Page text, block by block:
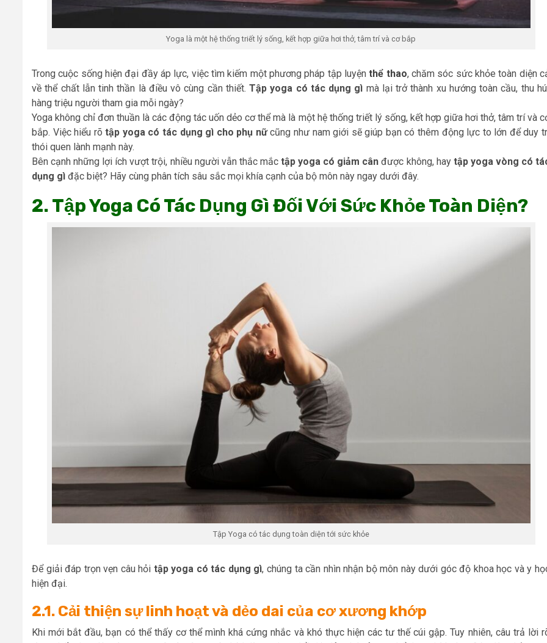
Yoga là một hệ thống triết lý sống, kết hợp giữa hơi thở, tâm trí và cơ bắp
Trong cuộc sống hiện đại đầy áp lực, việc tìm kiếm một phương pháp tập luyệnthể thao, chăm sóc sức khỏe toàn diện
về thể chất lẫn tinh thần là điều vô cùng cần thiết.Tập yoga có tác dụng gì mà lại trở thành xu hướng toàn cầu, thu
hàng triệu người tham gia mỗi ngày?
Yoga không chỉ đơn thuần là các động tác uốn dẻo cơ thể mà là một hệ thống triết lý sống, kết hợp giữa hơi thở, tâm trí và
bắp. Việc hiểu rõtập yoga có tác dụng gì cho phụ nữcũng như nam giới sẽ giúp bạn có thêm động lực to lớn để duy
thói quen lành mạnh này.
Bên cạnh những lợi ích vượt trội, nhiều người vẫn thắc mắc tập yoga có giảm cân được không, hay tập yoga vòng có
dụng gì đặc biệt? Hãy cùng phân tích sâu sắc mọi khía cạnh của bộ môn này ngay dưới đây.
2. Tập Yoga Có Tác Dụng Gì Đối Với Sức Khỏe Toàn Diện?
Tập Yoga có tác dụng toàn diện tới sức khỏe
Để giải đáp trọn vẹn câu hỏi tập yoga có tác dụng gì, chúng ta cần nhìn nhận bộ môn này dưới góc độ khoa học và y
hiện đại.
2.1. Cải thiện sự linh hoạt và dẻo dai của cơ xương khớp
Khi mới bắt đầu, bạn có thể thấy cơ thể mình khá cứng nhắc và khó thực hiện các tư thế cúi gập. Tuy nhiên, câu trả lời